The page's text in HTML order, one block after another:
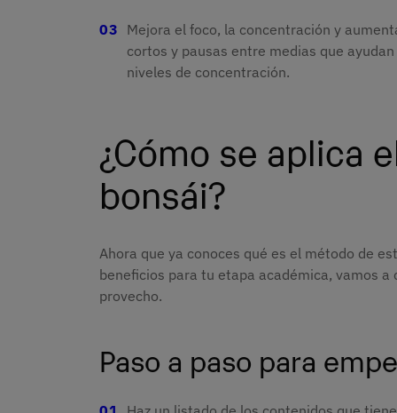
Mejora el foco, la concentración y
cortos y pausas entre medias que
niveles de concentración.
¿Cómo se aplica
bonsái?
Ahora que ya conoces qué es el método de
beneficios para tu etapa académica, vamos
provecho.
Paso a paso para